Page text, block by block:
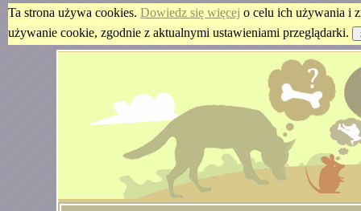
Ta strona używa cookies. Dowiedz się więcej o celu ich używania i
używanie cookie, zgodnie z aktualnymi ustawieniami przeglądarki.